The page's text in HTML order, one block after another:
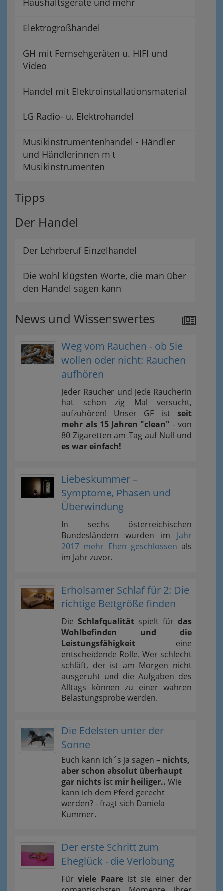
Haushaltsgeräte und mehr
Elektrogroßhandel
GH mit Fernsehgeräten u. HIFI und
Video
Handel mit Elektroinstallationsmaterial
LG Radio- u. Elektrohandel
Musikinstrumentenhandel - Händler
und Händlerinnen mit
Musikinstrumenten
Tipps
Der Handel
Der Lehrberuf Einzelhandel
Die wohl klügsten Worte, die man über
den Handel sagen kann
News und Wissenswertes
Weg vom Rauchen - ob Sie
wollen oder nicht: Rauchen
aufhören
Jeder Raucher und jede Raucherin
hat schon zig Mal versucht,
aufzuhören! Unser GF ist seit
mehr als 15 Jahren "clean" - von
80 Zigaretten am Tag auf Null und
es war einfach!
Liebeskummer –
Symptome, Phasen und
Überwindung
In sechs österreichischen
Bundesländern wurden im Jahr
2017 mehr Ehen geschlossen als
im Jahr zuvor.
Erholsamer Schlaf für 2: Die
richtige Bettgröße finden
Die Schlafqualität spielt für das
Wohlbefinden und die
Leistungsfähigkeit eine
entscheidende Rolle. Wer schlecht
schläft, der ist am Morgen nicht
ausgeruht und die Aufgaben des
Alltags können zu einer wahren
Belastungsprobe werden.
Die Edelsten unter der
Sonne
Euch kann ich´s ja sagen – nichts,
aber schon absolut überhaupt
gar nichts ist mir heiliger.. Wie
kann ich dem Pferd gerecht
werden? - fragt sich Daniela
Kummer.
Der erste Schritt zum
Eheglück - die Verlobung
Fürviele Paareist sie einer der